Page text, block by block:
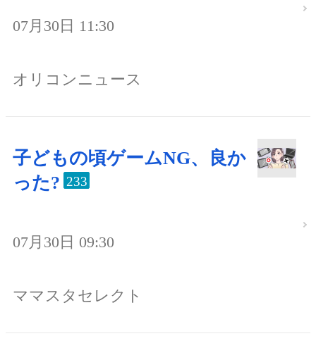
07月30日 11:30
オリコンニュース
子どもの頃ゲームNG、良か
った? 233
07月30日 09:30
ママスタセレクト